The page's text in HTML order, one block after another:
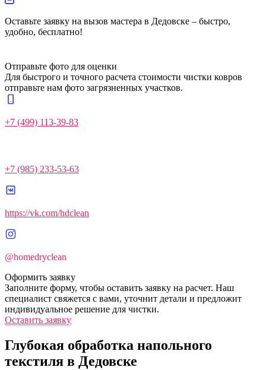
Оставьте заявку на вызов мастера в Дедовске – быстро,
удобно, бесплатно!
Отправьте фото для оценки
Для быстрого и точного расчета стоимости чистки ковров
отправьте нам фото загрязненных участков.
+7 (499) 113-39-83
+7 (985) 233-53-63
https://vk.com/hdclean
@homedryclean
Оформить заявку
Заполните форму, чтобы оставить заявку на расчет. Наш
специалист свяжется с вами, уточнит детали и предложит
индивидуальное решение для чистки.
Оставить заявку
Глубокая обработка напольного
текстиля в Дедовске